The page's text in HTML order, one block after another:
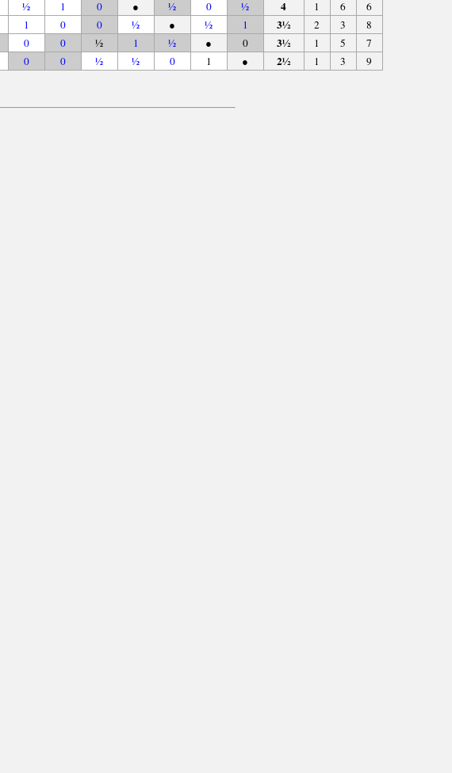
½ 1 0 ● ½ 0 ½ 4 1 6
6
1 0 0 ½ ● ½ 1 3½ 2 3
8
0 0 ½ 1 ½ ● 0 3½ 1 5
7
0 0 ½ ½ 0 1 ● 2½ 1 3 9